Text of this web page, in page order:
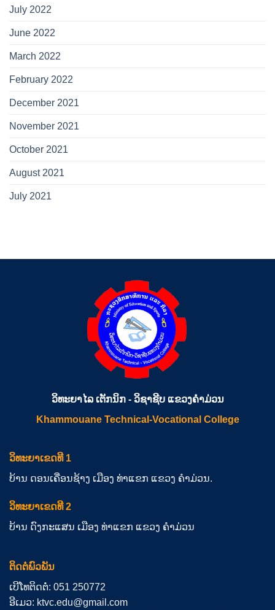
July 2022
June 2022
March 2022
February 2022
December 2021
November 2021
October 2021
August 2021
July 2021
ວິທະຍາໄລ ເຕັກນິກ - ວິຊາຊີບ ແຂວງຄຳມ່ວນ
Khammouane Technical-Vocational College
ວິທະຍາເຂດທີ 1
ບ້ານ ດອນເຄື່ອນຊ້າງ ເມືອງ ທ່າແຂກ ແຂວງ ຄຳມ່ວນ.
ວິທະຍາເຂດທີ 2
ບ້ານ ດົງກະແສນ ເມືອງ ທ່າແຂກ ແຂວງ ຄຳມ່ວນ
ຕິດຕໍ່ພົວພັນ
ເບີໂທຕິດຕໍ່: 051 250772
ອີເມວ: ktvc.edu@gmail.com